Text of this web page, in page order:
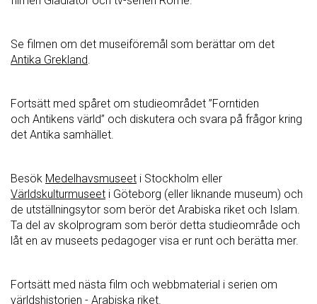
Se filmen om det museiföremål som berättar om det
Antika Grekland.
Fortsätt med spåret om studieområdet ”Forntiden
och Antikens värld” och diskutera och svara på frågor kring
det Antika samhället.
Besök Medelhavsmuseet i Stockholm eller
Världskulturmuseet i Göteborg (eller liknande museum) och
de utställningsytor som berör det Arabiska riket och Islam.
Ta del av skolprogram som berör detta studieområde och
låt en av museets pedagoger visa er runt och berätta mer.
Fortsätt med nästa film och webbmaterial i serien om
världshistorien - Arabiska riket.